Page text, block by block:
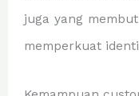
juga yang
memperkuat